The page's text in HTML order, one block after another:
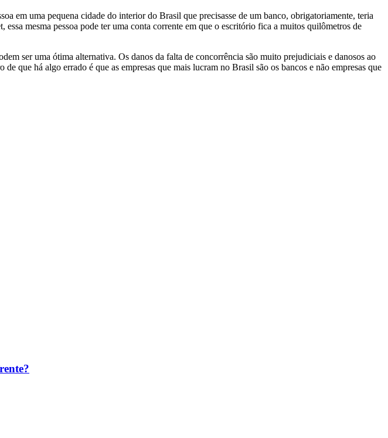
em uma pequena cidade do interior do Brasil que precisasse de um banco, obrigatoriamente, teria
mesma pessoa pode ter uma conta corrente em que o escritório fica a muitos quilômetros de
ser uma ótima alternativa. Os danos da falta de concorrência são muito prejudiciais e danosos ao
que há algo errado é que as empresas que mais lucram no Brasil são os bancos e não empresas que